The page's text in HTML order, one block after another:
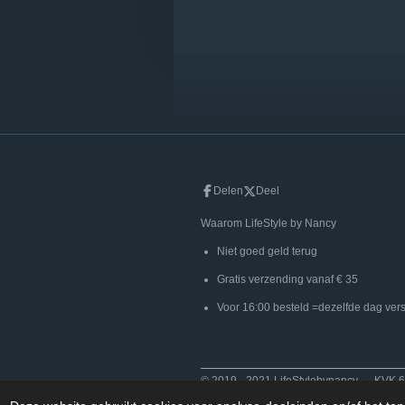
Delen Deel
Waarom LifeStyle
Niet goed
Gratis verzending
Voor 16:00 besteld
© 2019 - 2021 LifeStylebynancy